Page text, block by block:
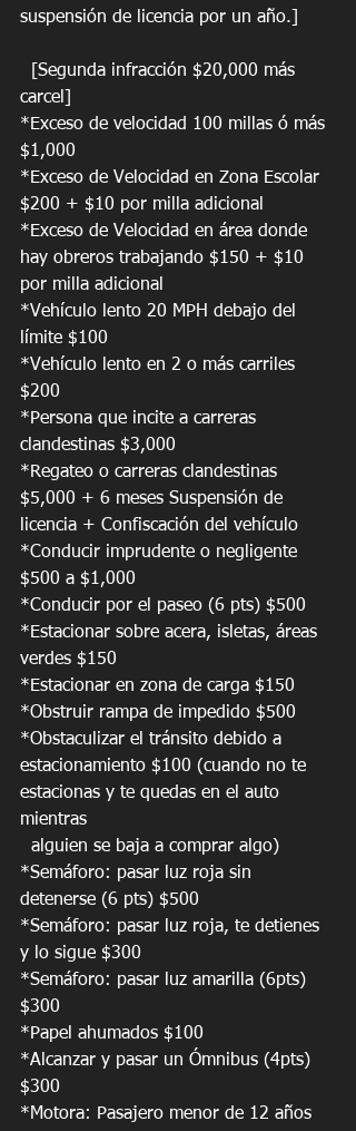
suspensión de licencia por un año.]
carcel]
*Exceso de velocidad 100 millas ó más
$1,000
*Exceso de Velocidad en Zona Escolar
$200 + $10 por milla adicional
*Exceso de Velocidad en área donde
hay obreros trabajando $150 + $10
por milla adicional
*Vehículo lento 20 MPH debajo del
límite $100
*Vehículo lento en 2 o más carriles
$200
*Persona que incite a carreras
clandestinas $3,000
*Regateo o carreras clandestinas
$5,000 + 6 meses Suspensión de
licencia + Confiscación del vehículo
*Conducir imprudente o negligente
$500 a $1,000
*Conducir por el paseo (6 pts) $500
*Estacionar sobre acera, isletas, áreas
verdes $150
*Estacionar en zona de carga $150
*Obstruir rampa de impedido $500
*Obstaculizar el tránsito debido a
estacionamiento $100 (cuando no te
estacionas y te quedas en el auto
mientras
  alguien se baja a comprar algo)
*Semáforo: pasar luz roja sin
detenerse (6 pts) $500
*Semáforo: pasar luz roja, te detienes
y lo sigue $300
*Semáforo: pasar luz amarilla (6pts)
$300
*Papel ahumados $100
*Alcanzar y pasar un Ómnibus (4pts)
$300
*Motora: Pasajero menor de 12 años